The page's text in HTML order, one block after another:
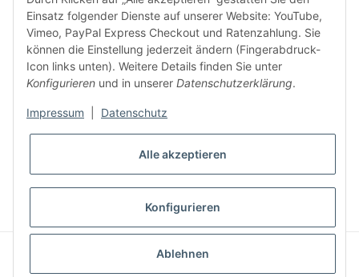
Einsatz folgender Dienste auf unserer Website: YouTube,
Vimeo, PayPal Express Checkout und Ratenzahlung. Sie
können die Einstellung jederzeit ändern (Fingerabdruck-
Icon links unten). Weitere Details finden Sie unter
Konfigurieren und in unserer Datenschutzerklärung.
Impressum Datenschutz
Alle akzeptieren
Konfigurieren
Ablehnen
Gesetzliche Informationen
* Alle Preise inkl. gesetzlicher USt., zzgl.
VERTRAG WIDERRUFEN
CLEARIX JTL-Shop Template